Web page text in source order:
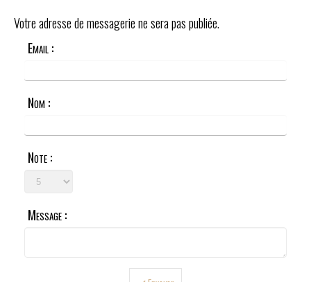
Votre adresse de messagerie ne sera pas publiée.
Email :
Nom :
Note :
Message :